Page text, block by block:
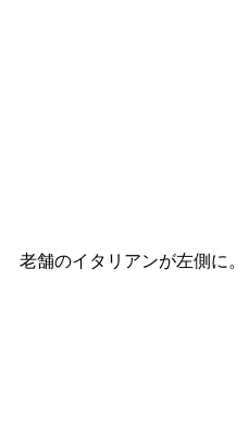
老舗のイタリアンが左側に。